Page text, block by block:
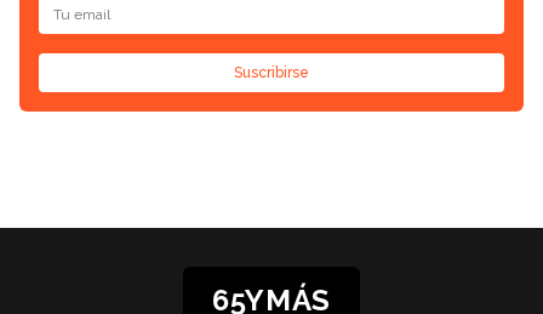
Suscribirse
65YMÁS